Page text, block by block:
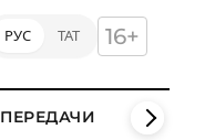
РУС ТАТ 16+
ПЕРЕДАЧИ КЛИПЫ